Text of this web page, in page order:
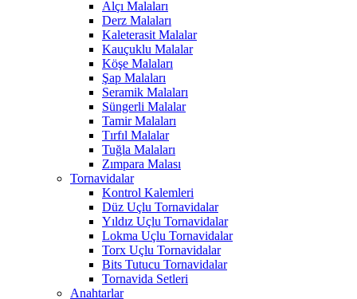
Alçı Malaları
Derz Malaları
Kaleterasit Malalar
Kauçuklu Malalar
Köşe Malaları
Şap Malaları
Seramik Malaları
Süngerli Malalar
Tamir Malaları
Tırfıl Malalar
Tuğla Malaları
Zımpara Malası
Tornavidalar
Kontrol Kalemleri
Düz Uçlu Tornavidalar
Yıldız Uçlu Tornavidalar
Lokma Uçlu Tornavidalar
Torx Uçlu Tornavidalar
Bits Tutucu Tornavidalar
Tornavida Setleri
Anahtarlar